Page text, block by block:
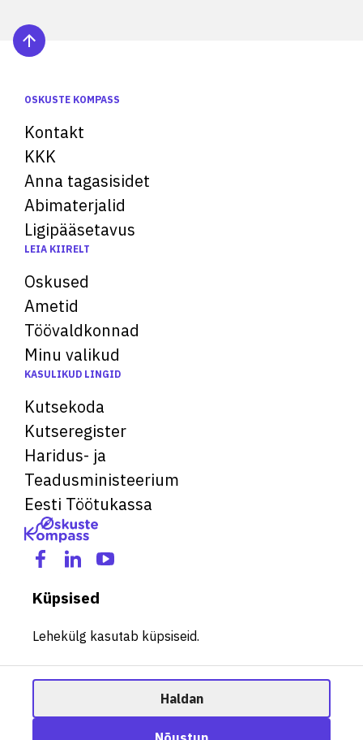
OSKUSTE KOMPASS
Kontakt
KKK
Anna tagasisidet
Abimaterjalid
Ligipääsetavus
LEIA KIIRELT
Oskused
Ametid
Töövaldkonnad
Minu valikud
KASULIKUD LINGID
Kutsekoda
Kutseregister
Haridus- ja
Teadusministeerium
Eesti Töötukassa
Küpsised
Lehekülg kasutab küpsiseid.
Haldan